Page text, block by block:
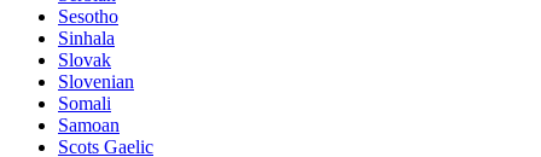
Sesotho
Sinhala
Slovak
Slovenian
Somali
Samoan
Scots Gaelic